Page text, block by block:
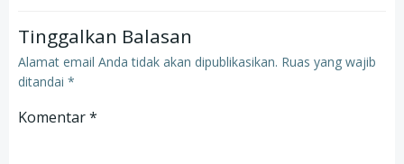
Tinggalkan Balasan
Alamat email Anda tidak akan dipublikasikan. Ruas yang wajib
ditandai *
Komentar*